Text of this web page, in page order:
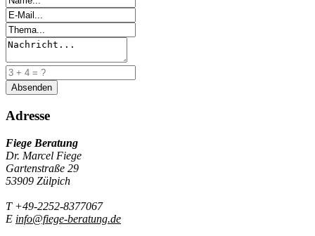
Adresse
Fiege Beratung
Dr. Marcel Fiege
Gartenstraße 29
53909 Zülpich
T +49-2252-8377067
E info@fiege-beratung.de